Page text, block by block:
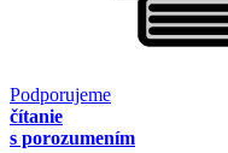
Podporujeme
čítanie
s porozumením